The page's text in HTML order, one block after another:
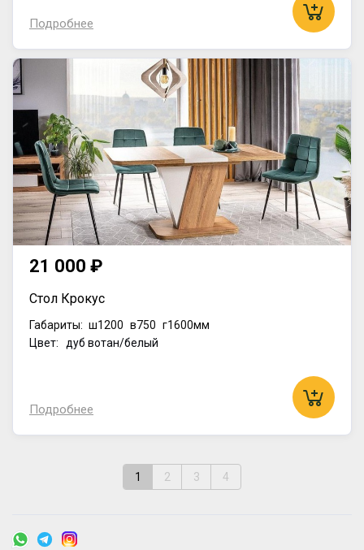
Подробнее
21 000 ₽
Стол Крокус
Габариты: ш1200 в750 г1600мм
Цвет: дуб вотан/белый
Подробнее
1 2 3 4